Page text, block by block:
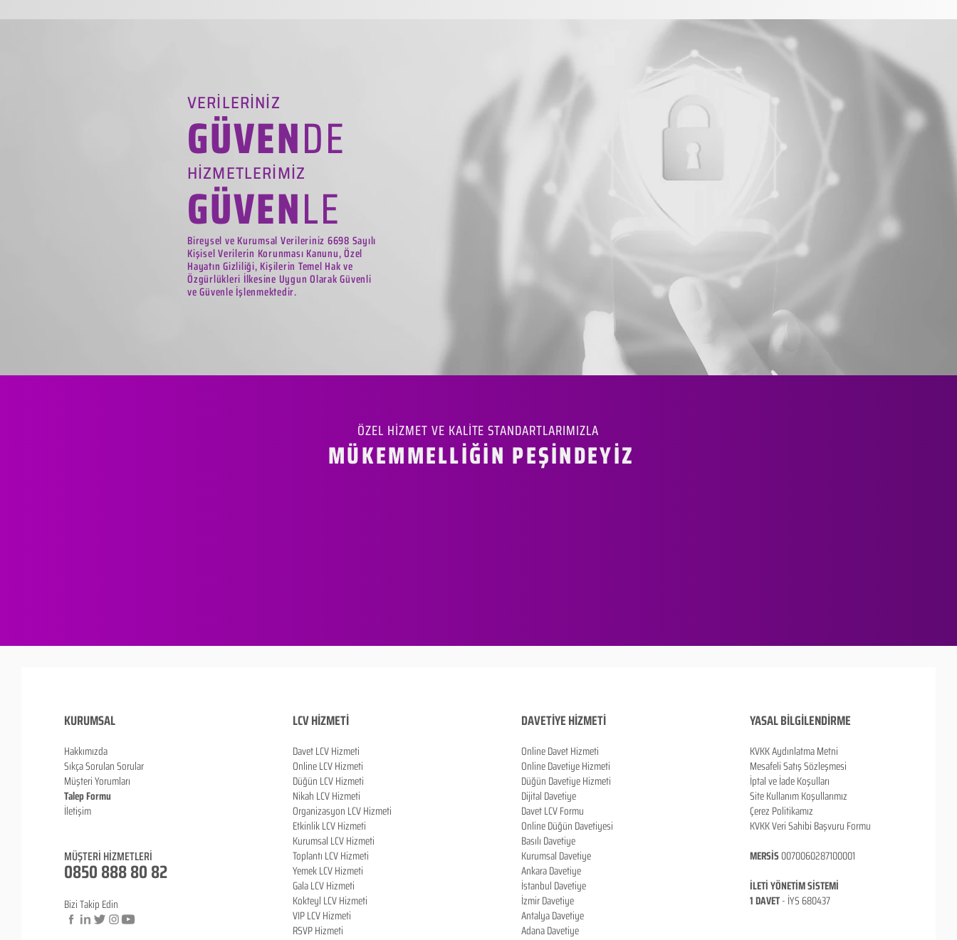
VERİLERİNİZ
GÜVENDE
HİZMETLERİMİZ
GÜVENLE
Bireysel ve Kurumsal Verileriniz 6698 Sayılı
Kişisel Verilerin Korunması Kanunu, Özel
Hayatın Gizliliği, Kişilerin Temel Hak ve
Özgürlükleri İlkesine Uygun Olarak Güvenli
ve Güvenle İşlenmektedir.
ÖZEL HİZMET VE KALİTE STANDARTLARIMIZLA
MÜKEMMELLİĞİN PEŞİNDEYİZ
KURUMSAL
Hakkımızda
Sıkça Sorulan Sorular
Müşteri Yorumları
Talep Formu
İletişim
MÜŞTERİ HİZMETLERİ
0850 888 80 82
Bizi Takip Edin
LCV HİZMETİ
Davet LCV Hizmeti
Online LCV Hizmeti
Düğün LCV Hizmeti
Nikah LCV Hizmeti
Organizasyon LCV Hizmeti
Etkinlik LCV Hizmeti
Kurumsal LCV Hizmeti
Toplantı LCV Hizmeti
Yemek LCV Hizmeti
Gala LCV Hizmeti
Kokteyl LCV Hizmeti
VIP LCV Hizmeti
RSVP Hizmeti
DAVETİYE HİZMETİ
Online Davet Hizmeti
Online Davetiye Hizmeti
Düğün Davetiye Hizmeti
Dijital Davetiye
Davet LCV Formu
Online Düğün Davetiyesi
Basılı Davetiye
Kurumsal Davetiye
Ankara Davetiye
İstanbul Davetiye
İzmir Davetiye
Antalya Davetiye
Adana Davetiye
YASAL BİLGİLENDİRME
KVKK Aydınlatma Metni
Mesafeli Satış Sözleşmesi
İptal ve İade Koşulları
Site Kullanım Koşullarımız
Çerez Politikamız
KVKK Veri Sahibi Başvuru Formu
MERSİS0070060287100001
İLETİ YÖNETİM SİSTEMİ
1 DAVET- İYS 680437